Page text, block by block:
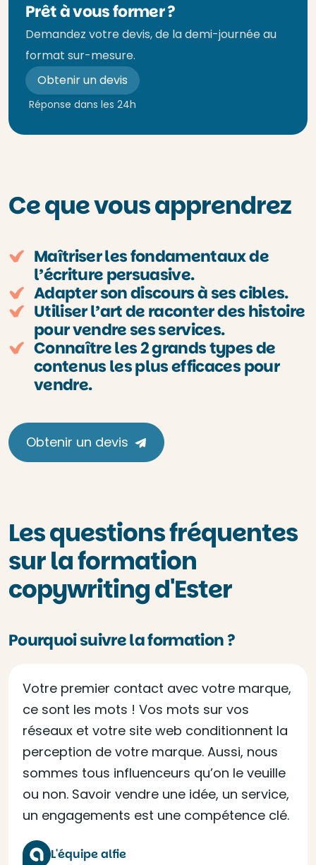
Prêt à vous former ?
Demandez votre devis, de la demi-journée au
format sur-mesure.
Obtenir un devis
Réponse dans les 24h
Ce que vous apprendrez
Maîtriser les fondamentaux de
l’écriture persuasive.
Adapter son discours à ses cibles.
Utiliser l’art de raconter des histoire
pour vendre ses services.
Connaître les 2 grands types de
contenus les plus efficaces pour
vendre.
Obtenir un devis
Les questions fréquentes
sur la formation
copywriting d'Ester
Pourquoi suivre la formation ?
Votre premier contact avec votre marque,
ce sont les mots ! Vos mots sur vos
réseaux et votre site web conditionnent la
perception de votre marque. Aussi, nous
sommes tous influenceurs qu’on le veuille
ou non. Savoir vendre une idée, un service,
un engagements est une compétence clé.
L'équipe alfie